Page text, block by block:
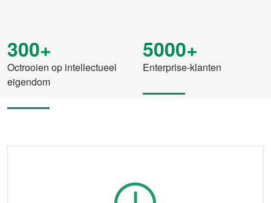
300+
Octrooien op intellectueel
eigendom
5000+
Enterprise-klanten